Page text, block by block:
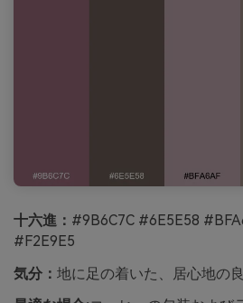
十六進： #9B6C7C #6E5E58
#F2E9E5
気分： 地に足の着いた、居心地の